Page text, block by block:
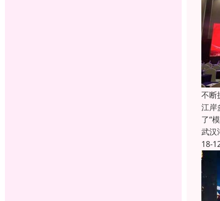
不断
江岸
了“
武汉
18-